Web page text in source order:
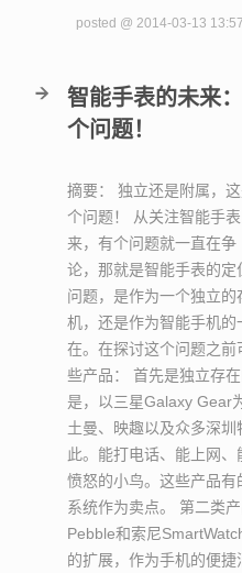
posted @ 2014-03-13
智能手表的未来
个问题！
摘要： 独立还是附属，
个问题！ 从关注智能手表
来，有个问题就一直在争
论，那就是智能手表的定
问题，是作为一个独立
机，还是作为智能手机
在。在探讨这个问题之
些产品： 首先是独立存
是，以三星Galaxy Gear
土曼、映趣以及众多深
此。能打电话、能上网、
愤怒的小鸟。这些产品
系统作为卖点。 第二类
Pebble和索尼
的扩展，作为手机的便捷